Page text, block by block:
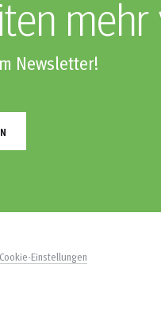
mehr
Newsletter!
Cookie-Einstellungen